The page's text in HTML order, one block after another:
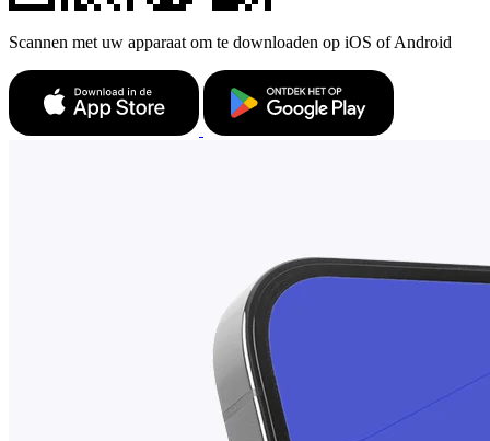
Scannen met uw apparaat om te downloaden op iOS of Android